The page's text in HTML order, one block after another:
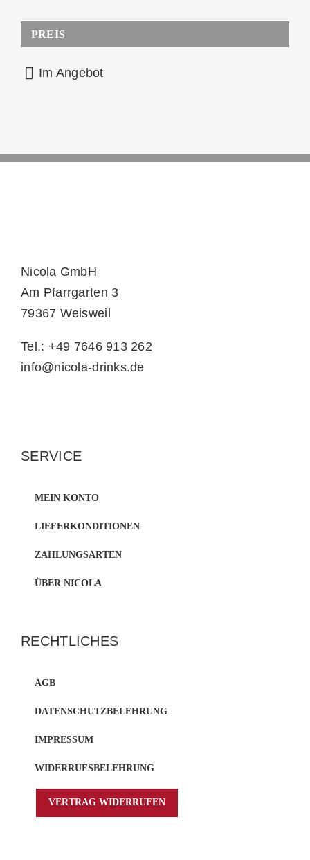
PREIS
Im Angebot
Nicola GmbH
Am Pfarrgarten 3
79367 Weisweil
Tel.: +49 7646 913 262
info@nicola-drinks.de
SERVICE
MEIN KONTO
LIEFERKONDITIONEN
ZAHLUNGSARTEN
ÜBER NICOLA
RECHTLICHES
AGB
DATENSCHUTZBELEHRUNG
IMPRESSUM
WIDERRUFSBELEHRUNG
VERTRAG WIDERRUFEN